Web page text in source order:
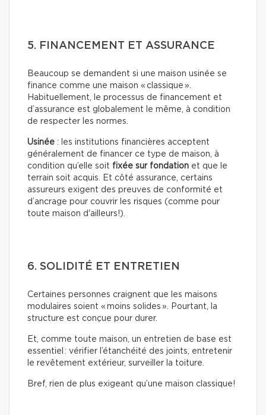
5. FINANCEMENT ET ASSURANCE
Beaucoup se demandent si une maison usinée se
finance comme une maison « classique ».
Habituellement, le processus de financement et
d’assurance est globalement le même, à condition
de respecter les normes.
Usinée : les institutions financières acceptent
généralement de financer ce type de maison, à
condition qu’elle soit fixée sur fondation et que le
terrain soit acquis. Et côté assurance, certains
assureurs exigent des preuves de conformité et
d’ancrage pour couvrir les risques (comme pour
toute maison d'ailleurs!).
6. SOLIDITÉ ET ENTRETIEN
Certaines personnes craignent que les maisons
modulaires soient « moins solides ». Pourtant, la
structure est conçue pour durer.
Et, comme toute maison, un entretien de base est
essentiel : vérifier l’étanchéité des joints, entretenir
le revêtement extérieur, surveiller la toiture.
Bref, rien de plus exigeant qu’une maison classique!